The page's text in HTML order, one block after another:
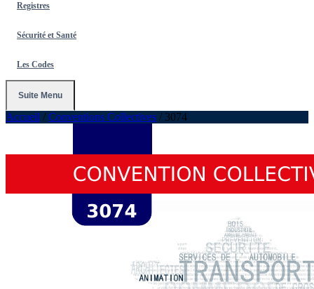
Registres
Sécurité et Santé
Les Codes
Suite Menu
Accueil / Conventions Collectives / 3074